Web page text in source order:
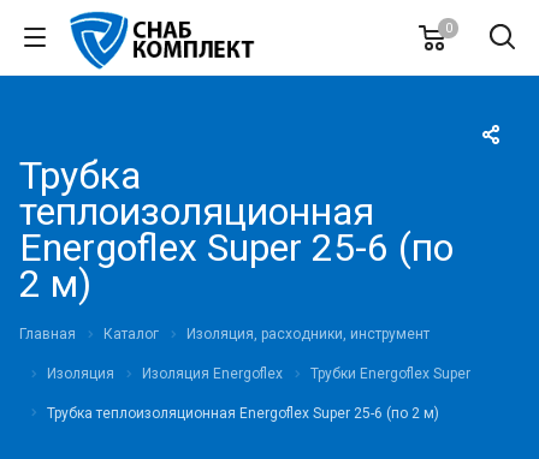
0
Трубка
теплоизоляционная
Energoflex Super 25-6 (по
2 м)
Главная Каталог Изоляция, расходники, инструмент
Изоляция Изоляция Energoflex Трубки Energoflex Super
Трубка теплоизоляционная Energoflex Super 25-6 (по 2 м)